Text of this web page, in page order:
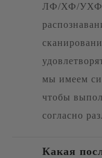
ЛФ/ХФ/УХФ
мы имеем
чтобы
согласно
Какая